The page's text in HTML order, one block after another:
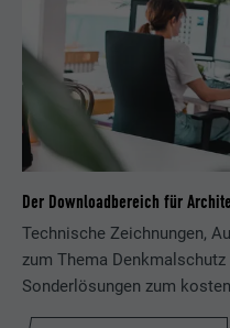
Der Downloadbereich für
Technische Zeichnungen,
zum Thema
Sonderlösungen zum